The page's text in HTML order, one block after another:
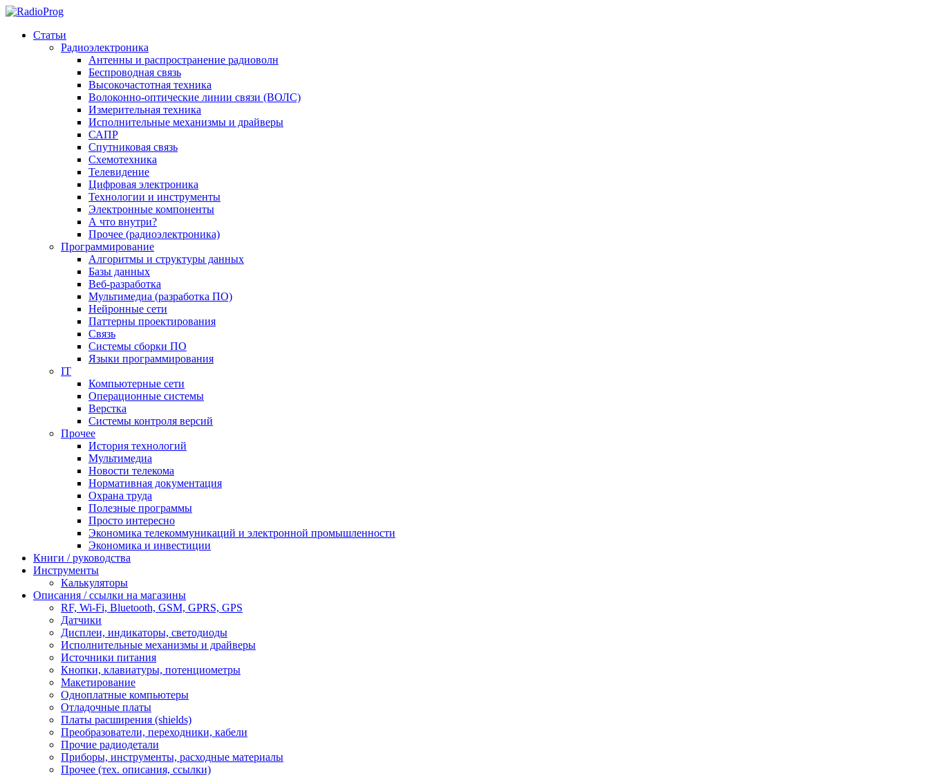
Статьи
Радиоэлектроника
Антенны и распространение радиоволн
Беспроводная связь
Высокочастотная техника
Волоконно-оптические линии связи (ВОЛС)
Измерительная техника
Исполнительные механизмы и драйверы
САПР
Спутниковая связь
Схемотехника
Телевидение
Цифровая электроника
Технологии и инструменты
Электронные компоненты
А что внутри?
Прочее (радиоэлектроника)
Программирование
Алгоритмы и структуры данных
Базы данных
Веб-разработка
Мультимедиа (разработка ПО)
Нейронные сети
Паттерны проектирования
Связь
Системы сборки ПО
Языки программирования
IT
Компьютерные сети
Операционные системы
Верстка
Системы контроля версий
Прочее
История технологий
Мультимедиа
Новости телекома
Нормативная документация
Охрана труда
Полезные программы
Просто интересно
Экономика телекоммуникаций и электронной промышленности
Экономика и инвестиции
Книги / руководства
Инструменты
Калькуляторы
Описания / ссылки на магазины
RF, Wi-Fi, Bluetooth, GSM, GPRS, GPS
Датчики
Дисплеи, индикаторы, светодиоды
Исполнительные механизмы и драйверы
Источники питания
Кнопки, клавиатуры, потенциометры
Макетирование
Одноплатные компьютеры
Отладочные платы
Платы расширения (shields)
Преобразователи, переходники, кабели
Прочие радиодетали
Приборы, инструменты, расходные материалы
Прочее (тех. описания, ссылки)